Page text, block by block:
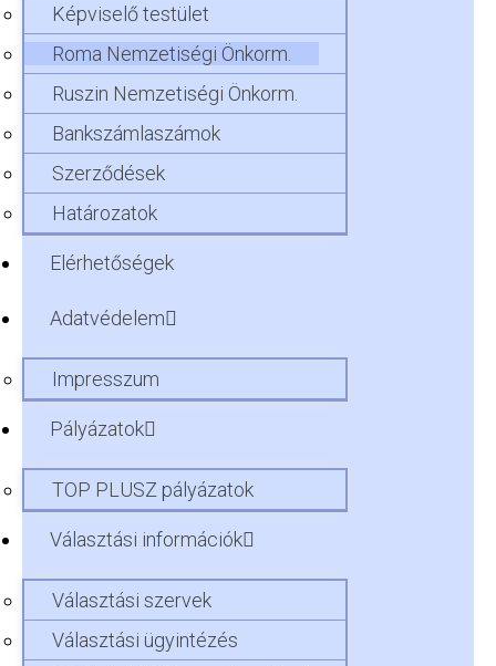
Képviselő testület
Roma Nemzetiségi Önkorm.
Ruszin Nemzetiségi Önkorm.
Bankszámlaszámok
Szerződések
Határozatok
Elérhetőségek
Adatvédelem
Impresszum
Pályázatok
TOP PLUSZ pályázatok
Választási információk
Választási szervek
Választási ügyintézés